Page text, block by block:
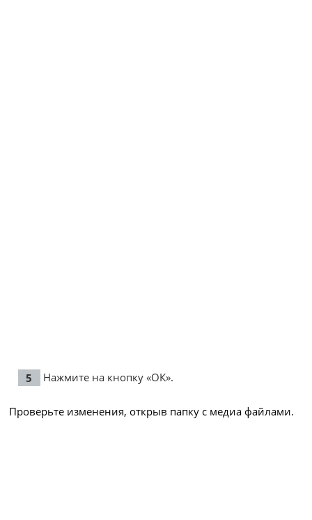
Нажмите на кнопку «ОК».
Проверьте изменения, открыв папку с медиа файлами.